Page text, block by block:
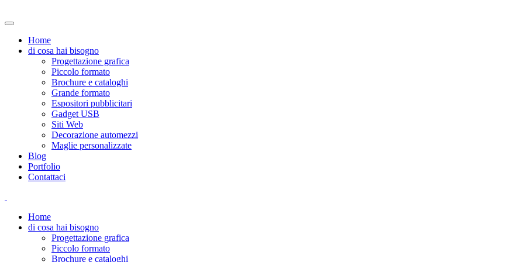
Home
di cosa hai bisogno
Progettazione grafica
Piccolo formato
Brochure e cataloghi
Grande formato
Espositori pubblicitari
Gadget USB
Siti Web
Decorazione automezzi
Maglie personalizzate
Blog
Portfolio
Contattaci
Home
di cosa hai bisogno
Progettazione grafica
Piccolo formato
Brochure e cataloghi